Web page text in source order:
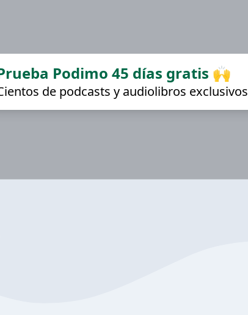
Podimo 45 días gratis 🙌
de podcasts y audiolibros exclusivos